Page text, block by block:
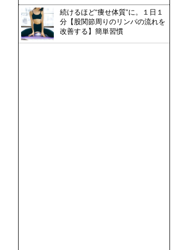
続けるほど“痩せ体質”に。１日１
分【股関節周りのリンパの流れを
改善する】簡単習慣